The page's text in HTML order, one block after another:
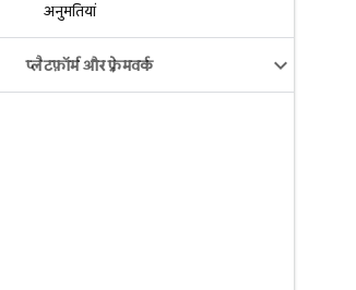
अनुमतियां
प्लैटफ़ॉर्म और फ़्रेमवर्क